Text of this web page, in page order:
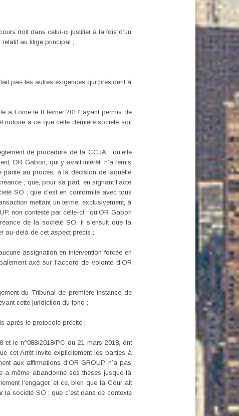
doit dans celui-ci justifier à la fois d’un
relatif au litige principal ;
pas les autres exigences qui président à
à Lomé le 8 février 2017 ayant permis de
notoire à ce que cette dernière société soit
de procédure de la CCJA ; qu’elle
OR Gabon, qui y avait intérêt, n’a remis
partie au procès, à la décision de laquelle
; que, pour sa part, en signant l’acte
SO ; que c’est en conformité avec tous
mettant un terme, exclusivement, à
non contesté par celle-ci ; qu’OR Gabon
de la société SO, il s’ensuit que la
au-delà de cet aspect précis ;
assignation en intervention forcée en
axé sur l’accord de volonté d’OR
du Tribunal de première instance de
cette juridiction du fond ;
après le protocole précité ;
le n°088/2018/PC du 21 mars 2018, ont
cet Arrêt invite explicitement les parties à
aux affirmations d’OR GROUP, n’a pas
a même abandonné ses thèses jusque-là
l’engager, et ce, bien que la Cour ait
la société SO ; que c’est dans ce contexte